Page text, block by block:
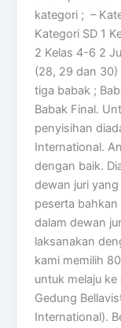
kategori ; –
Kategori SD 1
2 Kelas 4-6 2
(28, 29 dan 30)
tiga babak ;
Babak Final.
penyisihan
International.
dengan baik.
dewan juri
peserta
dalam dewan
laksanakan
kami memilih
untuk melaju
Gedung
International).